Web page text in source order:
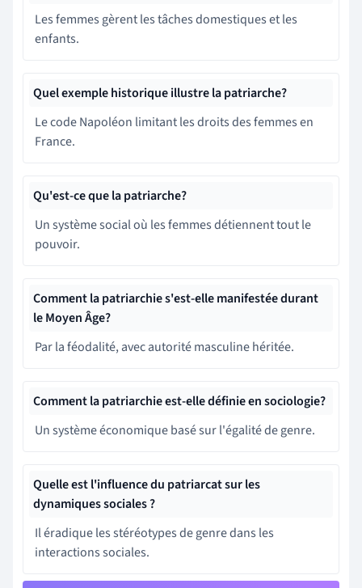
Les femmes gèrent les tâches domestiques et les
enfants.
Quel exemple historique illustre la patriarche?
Le code Napoléon limitant les droits des femmes en
France.
Qu'est-ce que la patriarche?
Un système social où les femmes détiennent tout le
pouvoir.
Comment la patriarchie s'est-elle manifestée durant
le Moyen Âge?
Par la féodalité, avec autorité masculine héritée.
Comment la patriarchie est-elle définie en sociologie?
Un système économique basé sur l'égalité de genre.
Quelle est l'influence du patriarcat sur les
dynamiques sociales ?
Il éradique les stéréotypes de genre dans les
interactions sociales.